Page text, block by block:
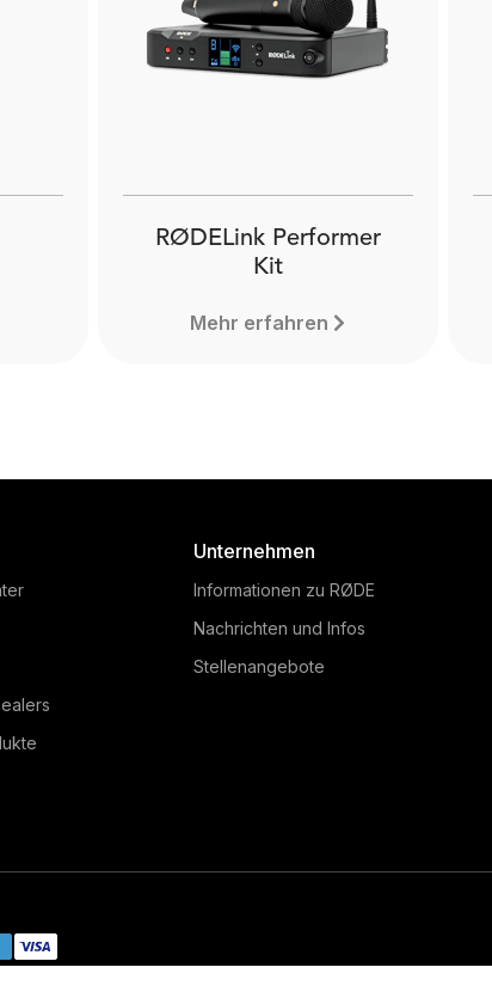
LB-1
The RØDE LB-1 is a
RØDELink Performer
Kit
Mehr erfahren
features a high-quality,
Unternehmen
Informationen zu RØDE
Nachrichten und Infos
Stellenangebote